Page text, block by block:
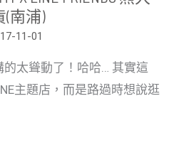
(南浦)
11-01
太聳動了！哈哈… 其實這
主題店，而是路過時想說逛